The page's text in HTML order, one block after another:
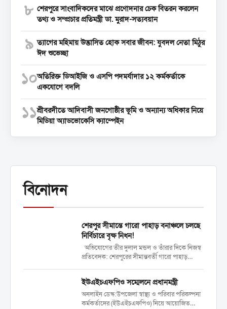
৮ শেরপুরে সাংবাদিকদের মাঝে প্রণোদনার চেক বিতরন করলেন
তথ্য ও সম্প্রচার প্রতিমন্ত্রী ডা. মুরাদ-সত্যবয়ান
৯ ‎ত্যাগের মহিমায় উদ্ভাসিত হোক সবার জীবন: যুবদল নেতা মিঠুর
ঈদ শুভেচ্ছা
১০অতিরিক্ত ডিআইজি ও এসপি পদমর্যাদার ১২ কর্মকর্তাকে
একযোগে বদলি
১১শ্রীবরদীতে আদিবাসী জনগোষ্ঠীর ভূমি ও অন্যান্য অধিকার নিয়ে
মিডিয়া অ্যাডভোকেসি ক্যাম্পেইন
বিনোদন
শেরপুর সীমান্তে গারো পাহাড় বনাঞ্চলে চলছে
নির্বিচারে বৃক্ষ নিধন!
অভিযোগের তীর দুলাল মন্ডল ও তাঁরার দিকে নিজস্ব
প্রতিবেদক: শেরপুরের সীমান্তবর্তী গারো পাহাড়
দাঁড়িয়েছে। বিশেষ করে ২০২৪ সালের ৫ আগস্টের...
ইউএইচএফপিও সম্মেলনে প্রধানমন্ত্রী
অনলাইন ডেস্ক:উপজেলা স্বাস্থ্য ও পরিবার পরিকল্পনা
কর্মকর্তাদের (ইউএইচএফপিও) নিয়ে আয়োজিত